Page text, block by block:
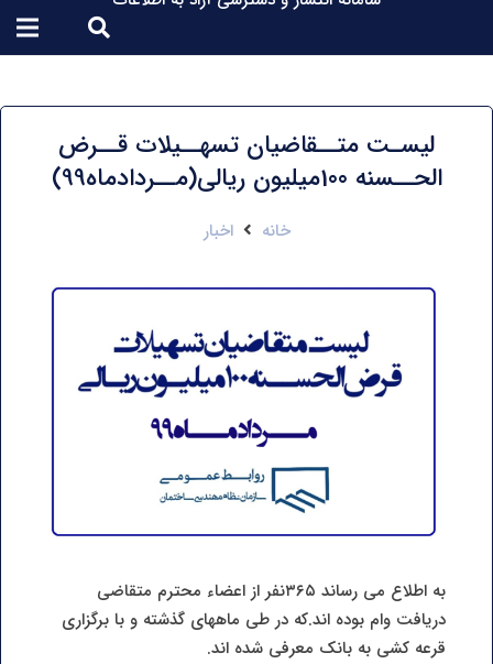
لیسـت متــقاضیان تسهــیلات قــرض
الحــسنه 100میلیون ریالی(مــردادماه99)
خانه اخبار
به اطلاع می رساند ۳۶۵نفر از اعضاء محترم متقاضی
دریافت وام بوده اند.که در طی ماههای گذشته و با برگزاری
قرعه کشی به بانک معرفی شده اند.